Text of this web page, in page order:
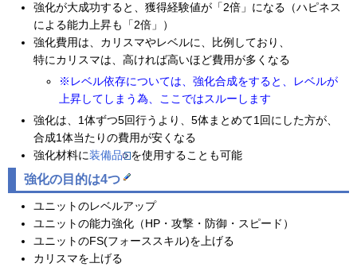
強化が大成功すると、獲得経験値が「2倍」になる（ハピネス
による能力上昇も「2倍」）
強化費用は、カリスマやレベルに、比例しており、
特にカリスマは、高ければ高いほど費用が多くなる
※レベル依存については、強化合成をすると、レベルが
上昇してしまう為、ここではスルーします
強化は、1体ずつ5回行うより、5体まとめて1回にした方が、
合成1体当たりの費用が安くなる
強化材料に装備品 を使用することも可能
強化の目的は4つ
ユニットのレベルアップ
ユニットの能力強化（HP・攻撃・防御・スピード）
ユニットのFS(フォーススキル)を上げる
カリスマを上げる